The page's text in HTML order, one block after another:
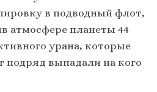
в подводный флот,
атмосфере планеты 44
урана, которые
подряд выпадали на кого